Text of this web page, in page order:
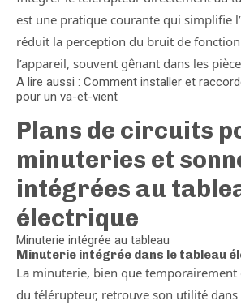
est une pratique courante qui simplifie
réduit la perception du bruit de
l’appareil, souvent gênant dans les
A lire aussi : Comment installer et
pour un va-et-vient
Plans de circuits
minuteries et
intégrées au
électrique
Minuterie intégrée au tableau
Minuterie intégrée dans le tableau
La minuterie, bien que temporairement
du télérupteur, retrouve son utilité dans